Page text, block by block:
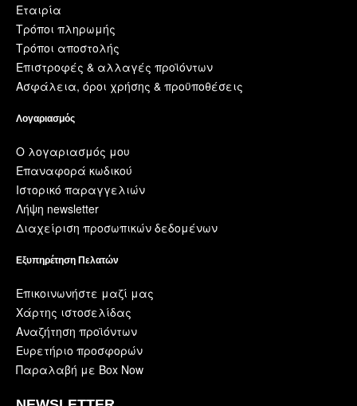
Εταιρία
Τρόποι πληρωμής
Τρόποι αποστολής
Επιστροφές & αλλαγές προϊόντων
Ασφάλεια, όροι χρήσης & προϋποθέσεις
Λογαριασμός
Ο λογαριασμός μου
Επαναφορά κωδικού
Ιστορικό παραγγελιών
Λήψη newsletter
Διαχείριση προσωπικών δεδομένων
Εξυπηρέτηση Πελατών
Επικοινωνήστε μαζί μας
Χάρτης ιστοσελίδας
Αναζήτηση προϊόντων
Ευρετήριο προσφορών
Παραλαβή με Box Now